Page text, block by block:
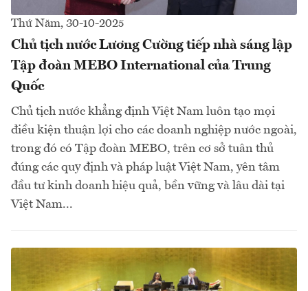
Thứ Năm, 30-10-2025
Chủ tịch nước Lương Cường tiếp nhà sáng lập
Tập đoàn MEBO International của Trung
Quốc
Chủ tịch nước khẳng định Việt Nam luôn tạo mọi
điều kiện thuận lợi cho các doanh nghiệp nước ngoài,
trong đó có Tập đoàn MEBO, trên cơ sở tuân thủ
đúng các quy định và pháp luật Việt Nam, yên tâm
đầu tư kinh doanh hiệu quả, bền vững và lâu dài tại
Việt Nam...